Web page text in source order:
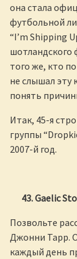
она стала
футбольной
“I’m Shipping
шотландского
того же, кто
не слышал эту
понять
Итак, 45-я
группы
2007-й год.
43. Gaelic
Позвольте
Джонни Тарр.
каждый день